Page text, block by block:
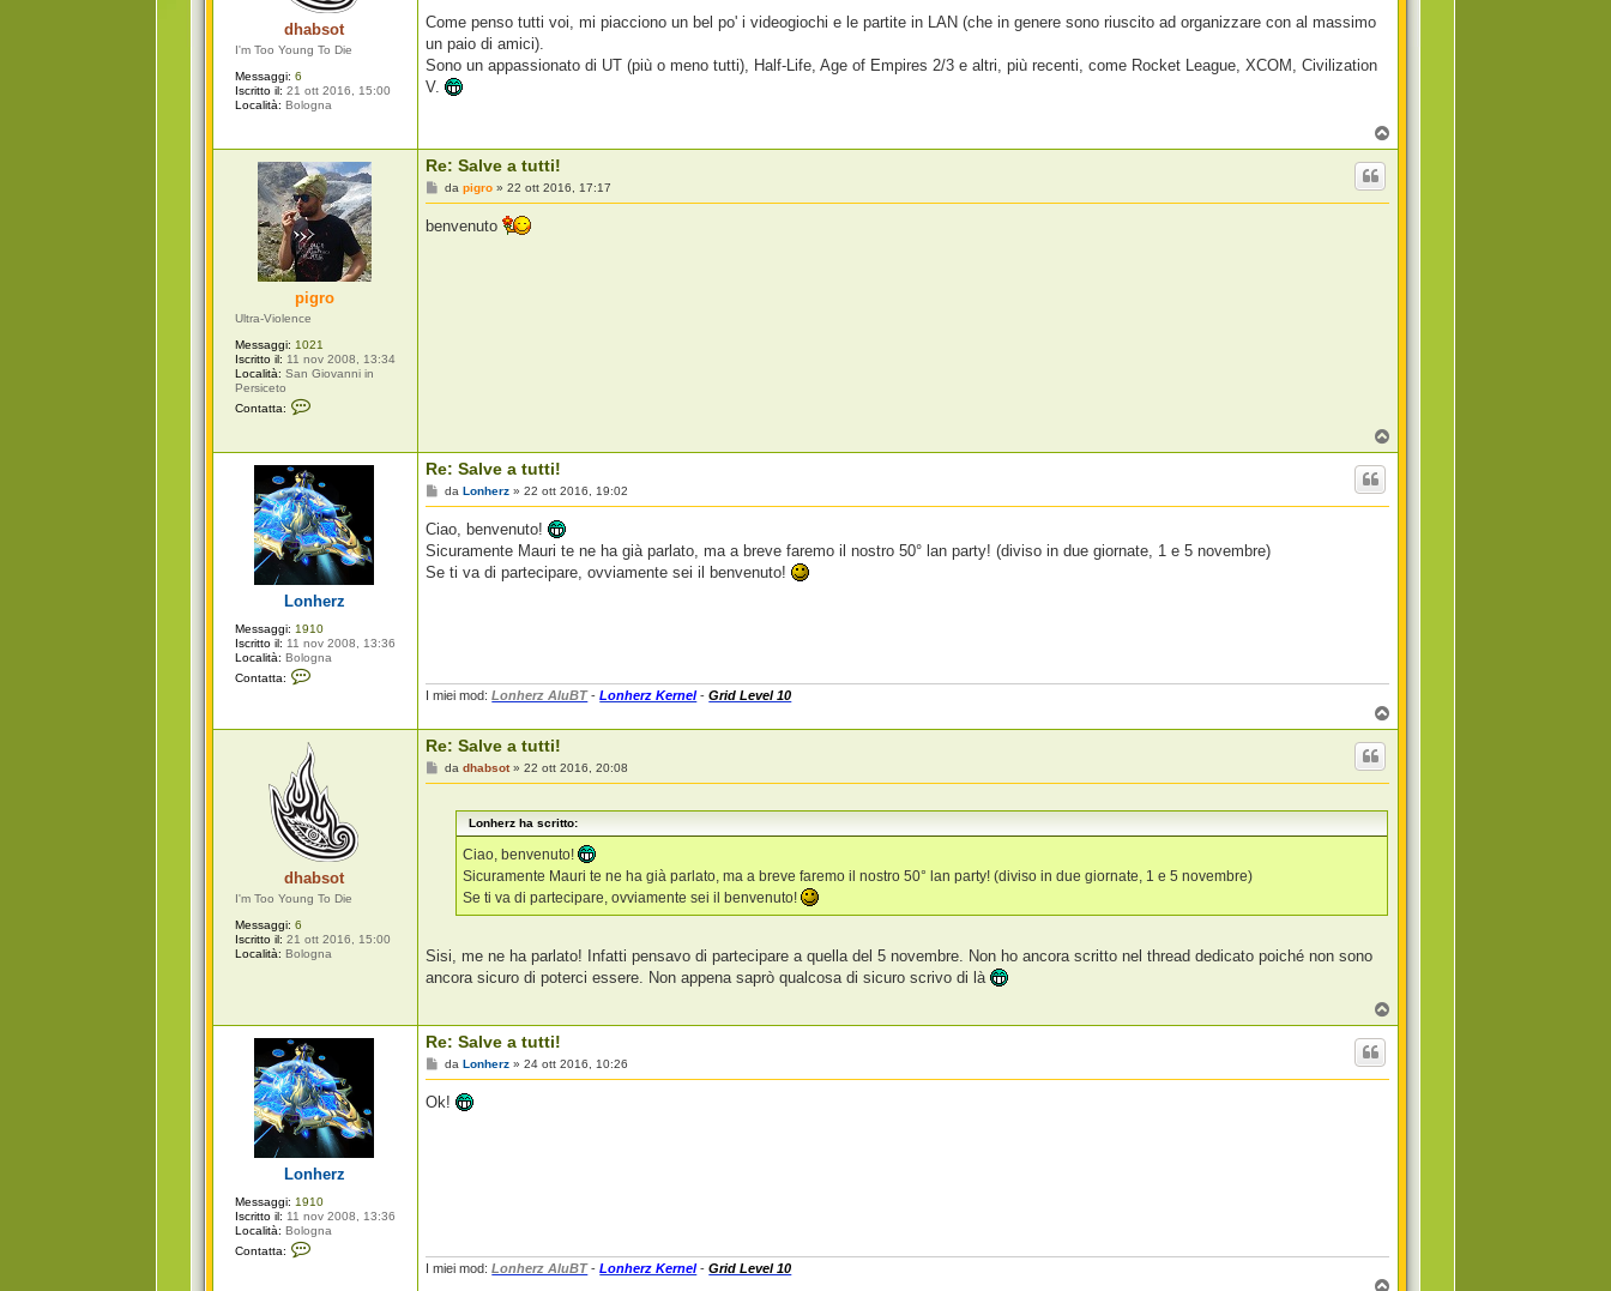
dhabsot
I'm Too Young To Die
Messaggi: 6
Iscritto il: 21 ott 2016, 15:00
Località: Bologna
i
Come penso tutti voi, mi piacciono un bel po' i videogiochi e le partite in LAN (che in genere sono riuscito ad organizzare con al massimo
un paio di amici).
Sono un appassionato di UT (più o meno tutti), Half-Life, Age of Empires 2/3 e altri, più recenti, come Rocket League, XCOM, Civilization
V.
o
pigro
Ultra-Violence
Messaggi: 1021
Iscritto il: 11 nov 2008, 13:34
Località: San Giovanni in
Persiceto
Contatta:
t
t
a
p
i
g
r
o
Re: Salve a tutti!
M
e
s
dapigro »22 ott 2016, 17:17
benvenuto
o
Lonherz
Messaggi: 1910
Iscritto il: 11 nov 2008, 13:36
Località: Bologna
Contatta:
a
t
a
L
o
n
h
e
r
z
Re: Salve a tutti!
M
e
s
a
g
daLonherz »22 ott 2016, 19:02
Ciao, benvenuto!
Sicuramente Mauri te ne ha già parlato, ma a breve faremo il nostro 50° lan party! (diviso in due giornate, 1 e 5 novembre)
Se ti va di partecipare, ovviamente sei il benvenuto!
I miei mod:Lonherz AluBT-Lonherz Kernel-Grid Level 10
o
dhabsot
I'm Too Young To Die
Messaggi: 6
Iscritto il: 21 ott 2016, 15:00
Località: Bologna
Re: Salve a tutti!
M
e
dadhabsot»22 ott 2016, 20:08
Lonherz ha scritto:
Ciao, benvenuto!
Sicuramente Mauri te ne ha già parlato, ma a breve faremo il nostro 50° lan party! (diviso in due giornate, 1 e 5 novembre)
Se ti va di partecipare, ovviamente sei il benvenuto!
Sisi, me ne ha parlato! Infatti pensavo di partecipare a quella del 5 novembre. Non ho ancora scritto nel thread dedicato poiché non sono
ancora sicuro di poterci essere. Non appena saprò qualcosa di sicuro scrivo di là
o
Lonherz
Messaggi: 1910
Iscritto il: 11 nov 2008, 13:36
Località: Bologna
Contatta:
Re: Salve a tutti!
M
e
s
daLonherz »24 ott 2016, 10:26
Ok!
I miei mod:Lonherz AluBT-Lonherz Kernel-Grid Level 10